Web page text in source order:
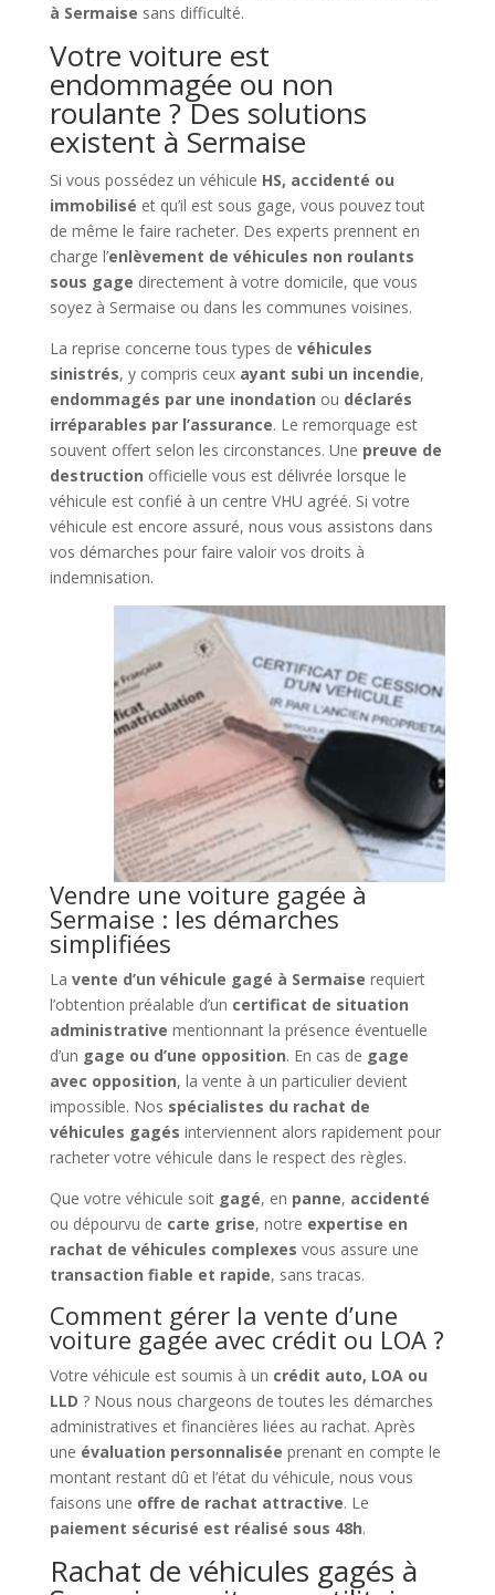
à Sermaise sans difficulté.
Votre voiture est
endommagée ou non
roulante ? Des solutions
existent à Sermaise
Si vous possédez un véhicule HS, accidenté ou
immobilisé et qu’il est sous gage, vous pouvez tout
de même le faire racheter. Des experts prennent en
charge l’enlèvement de véhicules non roulants
sous gage directement à votre domicile, que vous
soyez à Sermaise ou dans les communes voisines.
La reprise concerne tous types de véhicules
sinistrés, y compris ceux ayant subi un incendie,
endommagés par une inondation ou déclarés
irréparables par l’assurance. Le remorquage est
souvent offert selon les circonstances. Une preuve de
destruction officielle vous est délivrée lorsque le
véhicule est confié à un centre VHU agréé. Si votre
véhicule est encore assuré, nous vous assistons dans
vos démarches pour faire valoir vos droits à
indemnisation.
Vendre une voiture gagée à
Sermaise : les démarches
simplifiées
La vente d’un véhicule gagé à Sermaise requiert
l’obtention préalable d’un certificat de situation
administrative mentionnant la présence éventuelle
d’un gage ou d’une opposition. En cas de gage
avec opposition, la vente à un particulier devient
impossible. Nos spécialistes du rachat de
véhicules gagés interviennent alors rapidement pour
racheter votre véhicule dans le respect des règles.
Que votre véhicule soit gagé, en panne, accidenté
ou dépourvu de carte grise, notre expertise en
rachat de véhicules complexes vous assure une
transaction fiable et rapide, sans tracas.
Comment gérer la vente d’une
voiture gagée avec crédit ou LOA ?
Votre véhicule est soumis à un crédit auto, LOA ou
LLD ? Nous nous chargeons de toutes les démarches
administratives et financières liées au rachat. Après
une évaluation personnalisée prenant en compte le
montant restant dû et l’état du véhicule, nous vous
faisons une offre de rachat attractive. Le
paiement sécurisé est réalisé sous 48h.
Rachat de véhicules gagés à